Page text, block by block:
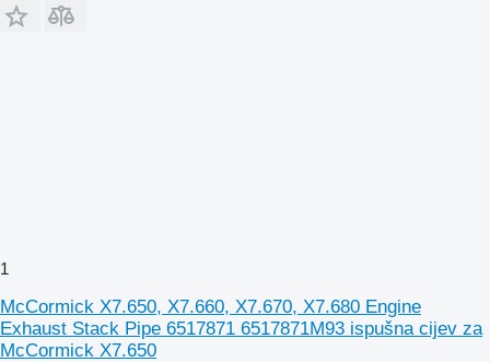
1
McCormick X7.650, X7.660, X7.670, X7.680 Engine
Exhaust Stack Pipe 6517871 6517871M93 ispušna cijev za
McCormick X7.650